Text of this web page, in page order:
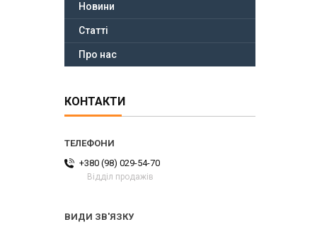
Новини
Статті
Про нас
КОНТАКТИ
+380 (98) 029-54-70
Відділ продажів